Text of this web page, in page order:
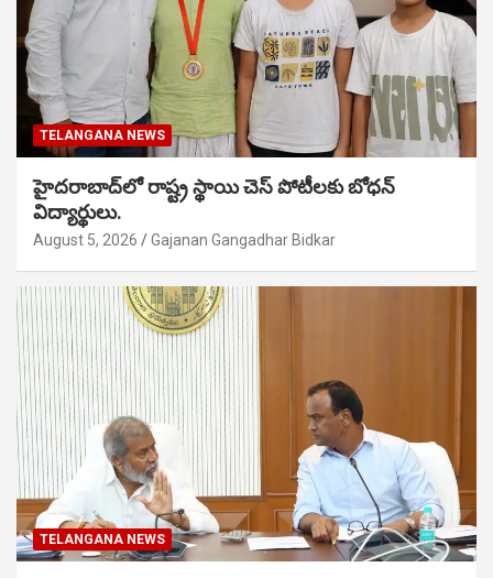
TELANGANA NEWS
హైదరాబాద్‌లో రాష్ట్ర స్థాయి చెస్ పోటీలకు బోధన్
విద్యార్థులు.
August 5, 2026 Gajanan Gangadhar Bidkar
TELANGANA NEWS